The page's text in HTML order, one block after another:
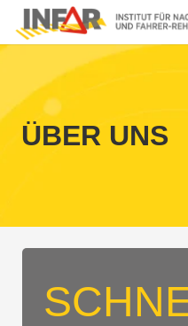
ÜBER UNS